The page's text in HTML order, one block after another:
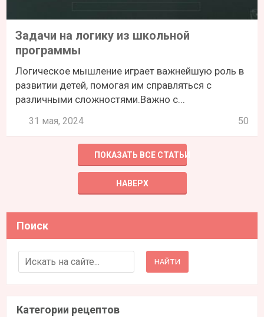
Задачи на логику из школьной
программы
Логическое мышление играет важнейшую роль в
развитии детей, помогая им справляться с
различными сложностями.Важно с...
31 мая, 2024 50
ПОКАЗАТЬ ВСЕ СТАТЬИ
НАВЕРХ
Поиск
Search for:
Категории рецептов